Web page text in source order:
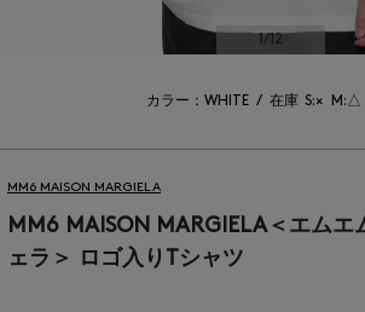
1/12
カラー：WHITE / 在庫 S:× M:△
MM6 MAISON MARGIELA
MM6 MAISON MARGIELA＜エムエ
ェラ＞ ロゴ入りTシャツ